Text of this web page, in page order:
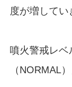
度が増してい
噴火警戒レベ
（NORMAL